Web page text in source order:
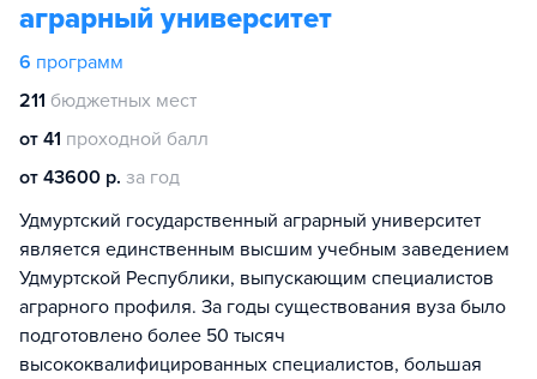
аграрный университет
6 программ
211 бюджетных мест
от 41 проходной балл
от 43600 р. за год
Удмуртский государственный аграрный университет
является единственным высшим учебным заведением
Удмуртской Республики, выпускающим специалистов
аграрного профиля. За годы существования вуза было
подготовлено более 50 тысяч
высококвалифицированных специалистов, большая